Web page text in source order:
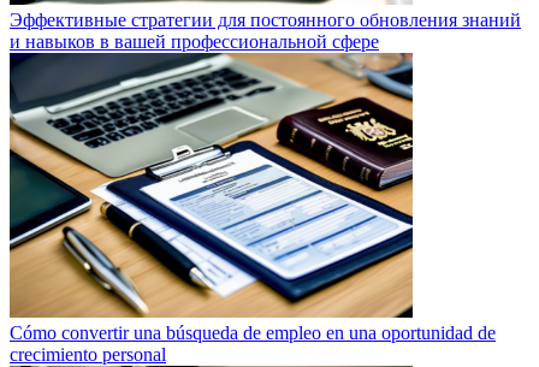
Эффективные стратегии для постоянного обновления знаний
и навыков в вашей профессиональной сфере
Cómo convertir una búsqueda de empleo en una oportunidad de
crecimiento personal